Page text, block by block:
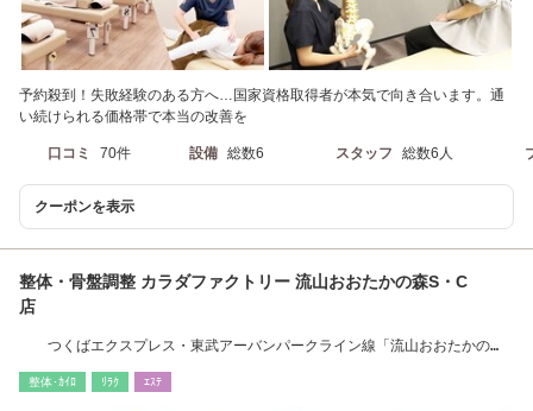
予約殺到！失敗経験のある方へ…国家資格取得者が本気で向き合います。通
い続けられる価格帯で本当の改善を
口コミ 70件 設備 総数6 スタッフ 総数6人
クーポンを表示
整体・骨盤調整 カラダファクトリー 流山おおたかの森S・C
店
つくばエクスプレス・東武アーバンパークライン線「流山おおたかの
整体･ｶｲﾛ ﾘﾗｸ ｴｽﾃ